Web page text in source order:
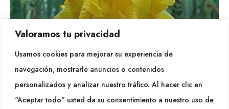
Valoramos tu privacidad
Usamos cookies para mejorar su experiencia de
navegación, mostrarle anuncios o contenidos
personalizados y analizar nuestro tráfico. Al hacer clic en
“Aceptar todo” usted da su consentimiento a nuestro uso de